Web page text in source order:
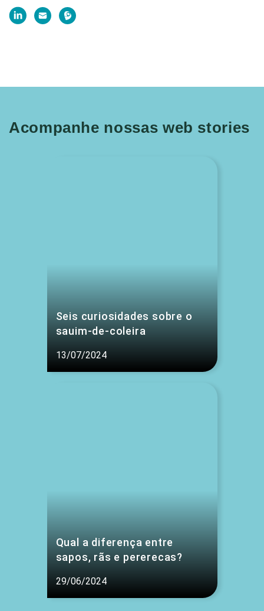
Acompanhe nossas web stories
Seis curiosidades sobre o
sauim-de-coleira
13/07/2024
Qual a diferença entre
sapos, rãs e pererecas?
29/06/2024